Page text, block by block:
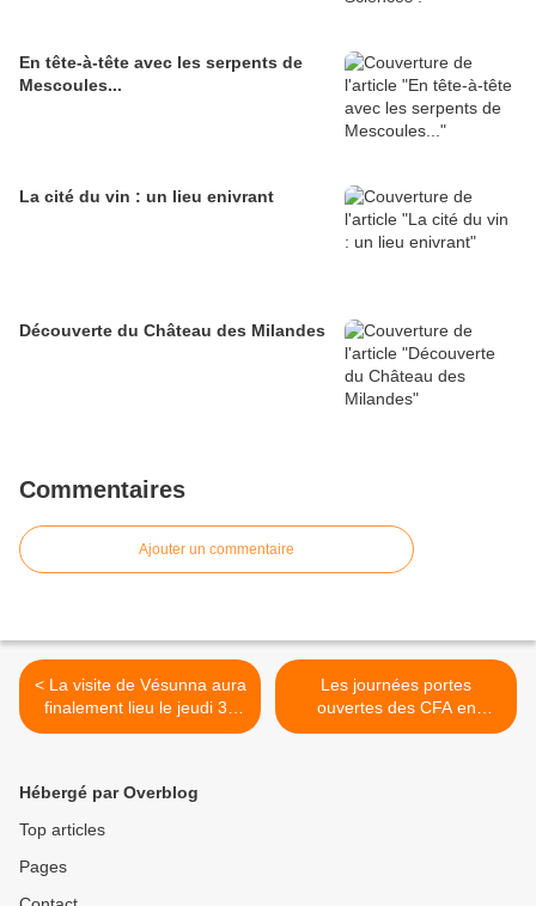
En tête-à-tête avec les serpents de
Mescoules...
La cité du vin : un lieu enivrant
Découverte du Château des Milandes
Commentaires
Ajouter un commentaire
< La visite de Vésunna aura
finalement lieu le jeudi 31
janvier
Les journées portes
ouvertes des CFA en
Dordogne >
Hébergé par Overblog
Top articles
Pages